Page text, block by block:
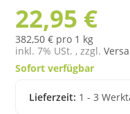
22,95 €
382,50 € pro 1 kg
inkl. 7% USt. , zzgl.
Sofort verfügbar
Lieferzeit: 1 - 3